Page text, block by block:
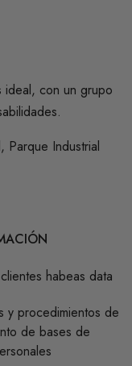
ideal, con un grupo
Parque Industrial
habeas data
y procedimientos de
de bases de